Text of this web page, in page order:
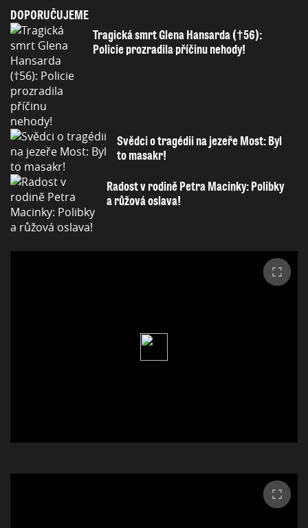
DOPORUČUJEME
Tragická smrt Glena Hansarda (†56):
Policie prozradila příčinu nehody!
Svědci o tragédii na jezeře Most: Byl
to masakr!
Radost v rodině Petra Macinky: Polibky
a růžová oslava!